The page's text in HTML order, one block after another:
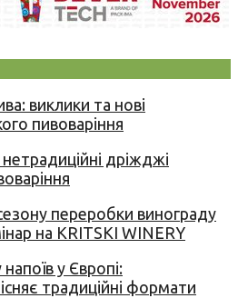
виклики та нові
пивоваріння
дріжджі
переробки винограду
на KRITSKI WINERY
у Європі:
традиційні формати